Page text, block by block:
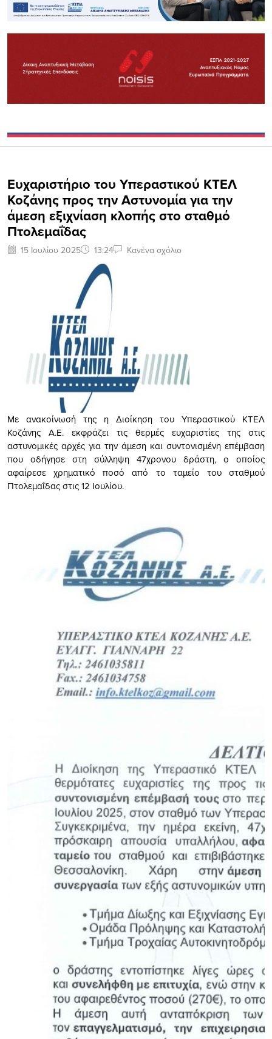
Ευχαριστήριο του Υπεραστικού ΚΤΕΛ
Κοζάνης προς την Αστυνομία για την
άμεση εξιχνίαση κλοπής στο σταθμό
Πτολεμαΐδας
15 Ιουλίου 2025 13:24 Κανένα σχόλιο
Με ανακοίνωσή της η Διοίκηση του Υπεραστικού ΚΤΕΛ
Κοζάνης Α.Ε. εκφράζει τις θερμές ευχαριστίες της στις
αστυνομικές αρχές για την άμεση και συντονισμένη επέμβαση
που οδήγησε στη σύλληψη 47χρονου δράστη, ο οποίος
αφαίρεσε χρηματικό ποσό από το ταμείο του σταθμού
Πτολεμαΐδας στις 12 Ιουλίου.